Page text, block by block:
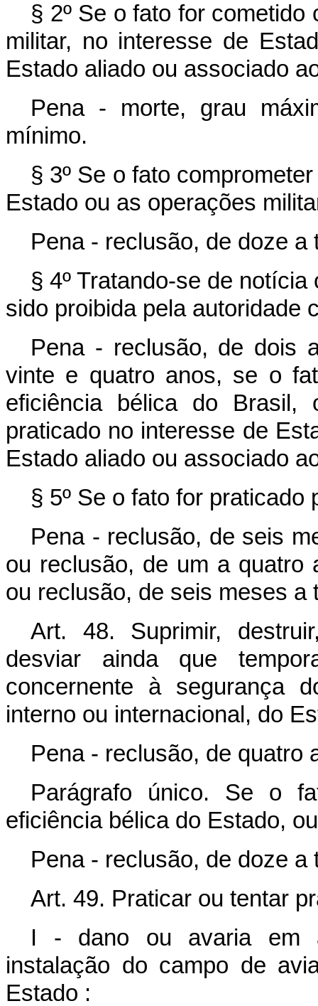
§ 2º Se o fato for
militar, no interesse de
Estado aliado ou associado
Pena - morte, grau
mínimo.
§ 3º Se o fato
Estado ou as operações
Pena - reclusão, de doze a
§ 4º Tratando-se de
sido proibida pela autoridade
Pena - reclusão, de dois
vinte e quatro anos, se o
eficiência bélica do Brasil,
praticado no interesse de
Estado aliado ou associado
§ 5º Se o fato for praticado
Pena - reclusão, de seis
ou reclusão, de um a quatro
ou reclusão, de seis meses a
Art. 48. Suprimir,
desviar ainda que
concernente à segurança
interno ou internacional, do
Pena - reclusão, de quatro
Parágrafo único. Se o
eficiência bélica do Estado,
Pena - reclusão, de doze a
Art. 49. Praticar ou tentar
I - dano ou avaria em
instalação do campo de
Estado :